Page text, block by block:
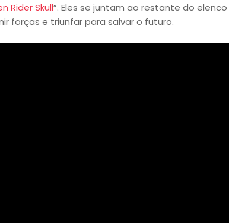
Rider Skull”. Eles se juntam ao restante do elenco
forças e triunfar para salvar o futuro.